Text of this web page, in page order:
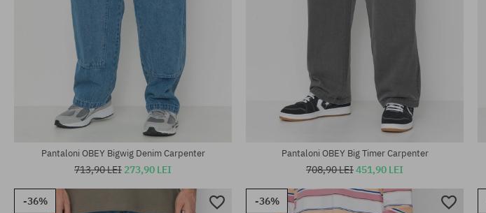
Mărimi existente:
Mărimi existente:
Pantaloni OBEY Bigwig Denim Carpenter
713,90 LEI 273,90 LEI
Pantaloni OBEY Big Timer Carpenter
708,90 LEI451,90 LEI
-36% -36%